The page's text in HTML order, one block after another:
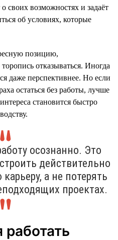
своих возможностях и задаёт
об условиях, которые
позицию,
отказываться. Иногда
даже перспективнее. Но если
остаться без работы, лучше
становится быстро
осознанно. Это
действительно
а не потерять
проектах.